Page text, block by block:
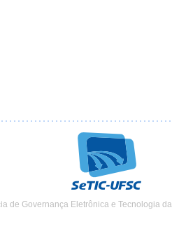
de Governança Eletrônica e Tecnologia